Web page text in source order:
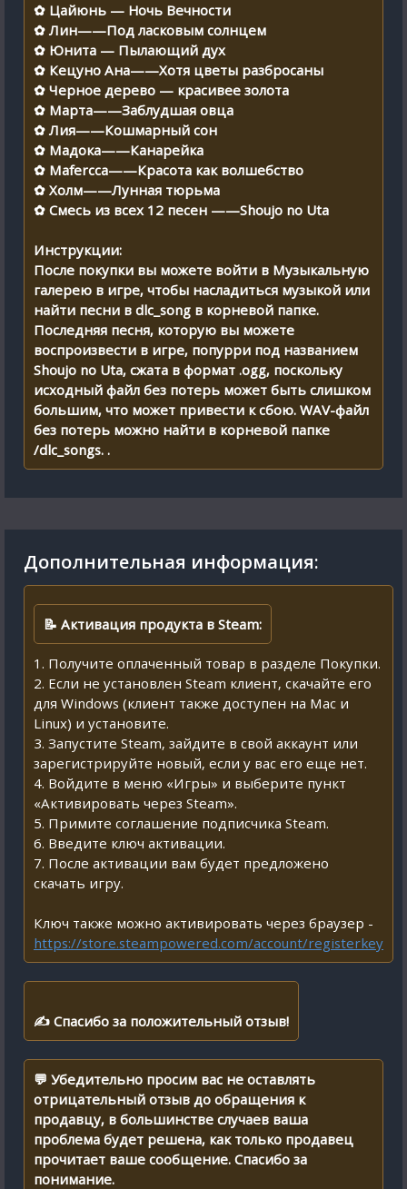
✿ Цайюнь — Ночь Вечности
✿ Лин——Под ласковым солнцем
✿ Юнита — Пылающий дух
✿ Кецуно Ана——Хотя цветы разбросаны
✿ Черное дерево — красивее золота
✿ Марта——Заблудшая овца
✿ Лия——Кошмарный сон
✿ Мадока——Канарейка
✿ Mafercca——Красота как волшебство
✿ Холм——Лунная тюрьма
✿ Смесь из всех 12 песен ——Shoujo no Uta
Инструкции:
После покупки вы можете войти в Музыкальную
галерею в игре, чтобы насладиться музыкой или
найти песни в dlc_song в корневой папке.
Последняя песня, которую вы можете
воспроизвести в игре, попурри под названием
Shoujo no Uta, сжата в формат .ogg, поскольку
исходный файл без потерь может быть слишком
большим, что может привести к сбою. WAV-файл
без потерь можно найти в корневой папке
/dlc_songs. .
Дополнительная информация:
📝 Активация продукта в Steam:
1. Получите оплаченный товар в разделе Покупки.
2. Если не установлен Steam клиент, скачайте его
для Windows (клиент также доступен на Mac и
Linux) и установите.
3. Запустите Steam, зайдите в свой аккаунт или
зарегистрируйте новый, если у вас его еще нет.
4. Войдите в меню «Игры» и выберите пункт
«Активировать через Steam».
5. Примите соглашение подписчика Steam.
6. Введите ключ активации.
7. После активации вам будет предложено
скачать игру.
Ключ также можно активировать через браузер -
https://store.steampowered.com/account/registerkey
✍ Спасибо за положительный отзыв!
💬 Убедительно просим вас не оставлять
отрицательный отзыв до обращения к
продавцу, в большинстве случаев ваша
проблема будет решена, как только продавец
прочитает ваше сообщение. Спасибо за
понимание.